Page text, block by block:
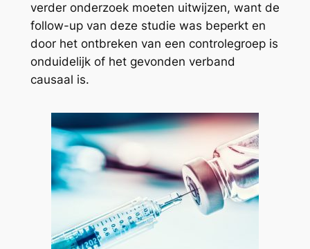
verder onderzoek moeten uitwijzen, want de
follow-up van deze studie was beperkt en
door het ontbreken van een controlegroep is
onduidelijk of het gevonden verband
causaal is.